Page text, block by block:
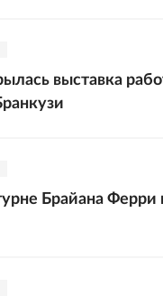
выставка
Брайана Ферри